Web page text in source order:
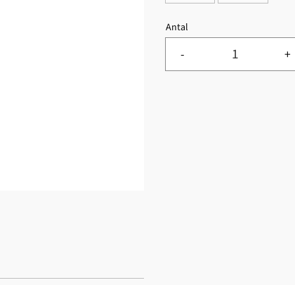
Antal
+
-